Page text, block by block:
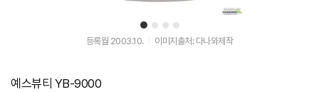
1 2 3 4
등록월 2003.10. 이미지출처: 다나와제작
예스뷰티 YB-9000